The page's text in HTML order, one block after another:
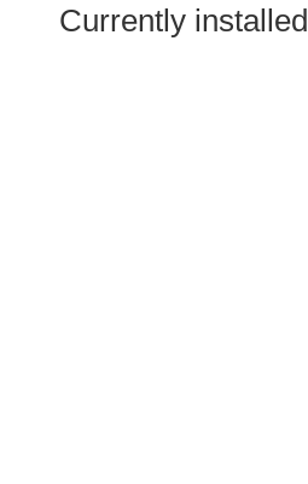
Currently installed